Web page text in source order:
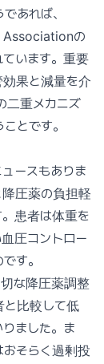
あれば、
の
います。重要
果と減量を介
二重メカニズ
とです。
ースもありま
圧薬の負担軽
患者は体重を
圧コントロー
す。
な降圧薬調整
と比較して低
ました。ま
そらく過剰投